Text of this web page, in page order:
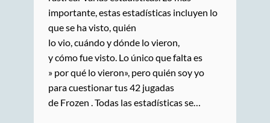
importante, estas estadísticas incluyen lo
que se ha visto, quién
lo vio, cuándo y dónde lo vieron,
y cómo fue visto. Lo único que falta es
» por qué lo vieron», pero quién soy yo
para cuestionar tus 42 jugadas
de Frozen . Todas las estadísticas se…